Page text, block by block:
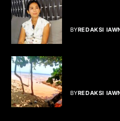
BYREDAKSI
BYREDAKSI